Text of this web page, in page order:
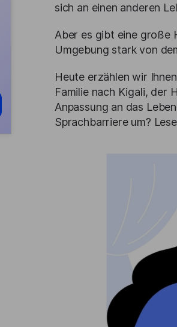
sich an einen anderen
Aber es gibt eine große
Umgebung stark von
Heute erzählen wir
Familie nach Kigali, der
Anpassung an das
Sprachbarriere um?